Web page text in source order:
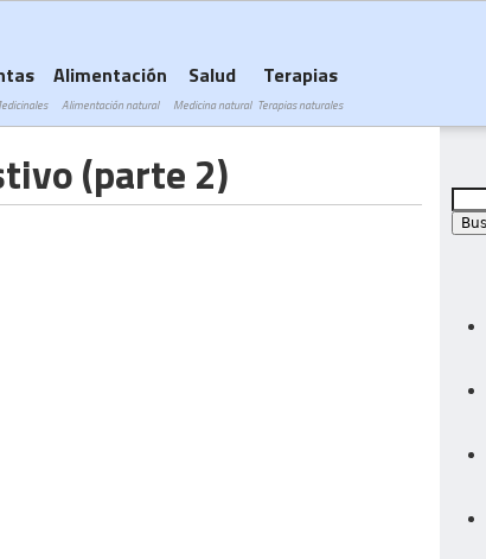
(parte 2)
Alimentación
Alimentación natural
Salud
Medicina natural
Terapias
Terapias naturales